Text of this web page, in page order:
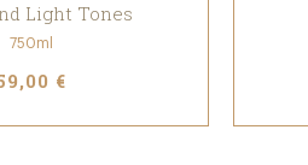
Light Tones
750ml
€